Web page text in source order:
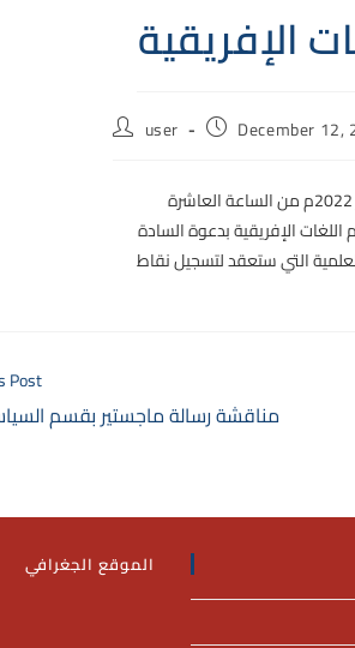
الإفريقية
user December 12,
يعلن قسم اللغات الإفريقية عن عقد سيمينارات علمية بالقسم يوم الثلاثاء 13 ديمسمبر 2022م من الساعة العاشرة
الإفريقية بدعوة السادة
التي ستعقد لتسجيل نقاط
Post
مناقشة رسالة ماجستير بقسم
الموقع الجغرافي